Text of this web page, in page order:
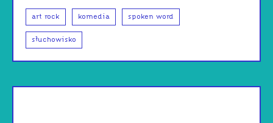
art rock komedia spoken word
słuchowisko